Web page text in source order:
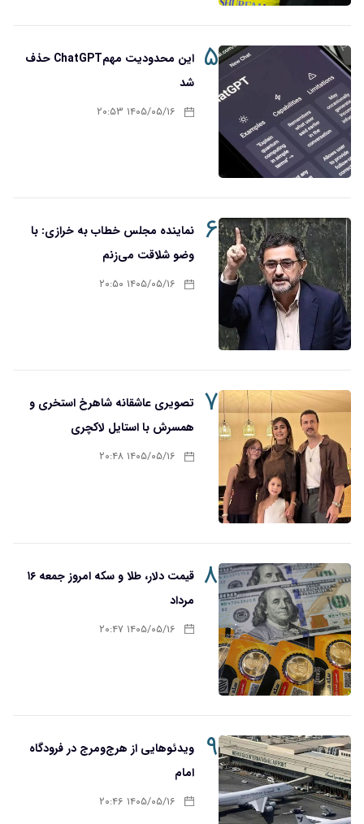
۵
این محدودیت مهمChatGPT حذف
شد
۱۴۰۵/۰۵/۱۶ ۲۰:۵۳
۶
نماینده مجلس خطاب به خرازی: با
وضو شلاقت می‌زنم
۱۴۰۵/۰۵/۱۶ ۲۰:۵۰
۷
تصویری عاشقانه شاهرخ استخری و
همسرش با استایل لاکچری
۱۴۰۵/۰۵/۱۶ ۲۰:۴۸
۸
قیمت دلار، طلا و سکه امروز جمعه ۱۶
مرداد
۱۴۰۵/۰۵/۱۶ ۲۰:۴۷
۹
ویدئوهایی از هرج‌ومرج در فرودگاه
امام
۱۴۰۵/۰۵/۱۶ ۲۰:۴۶